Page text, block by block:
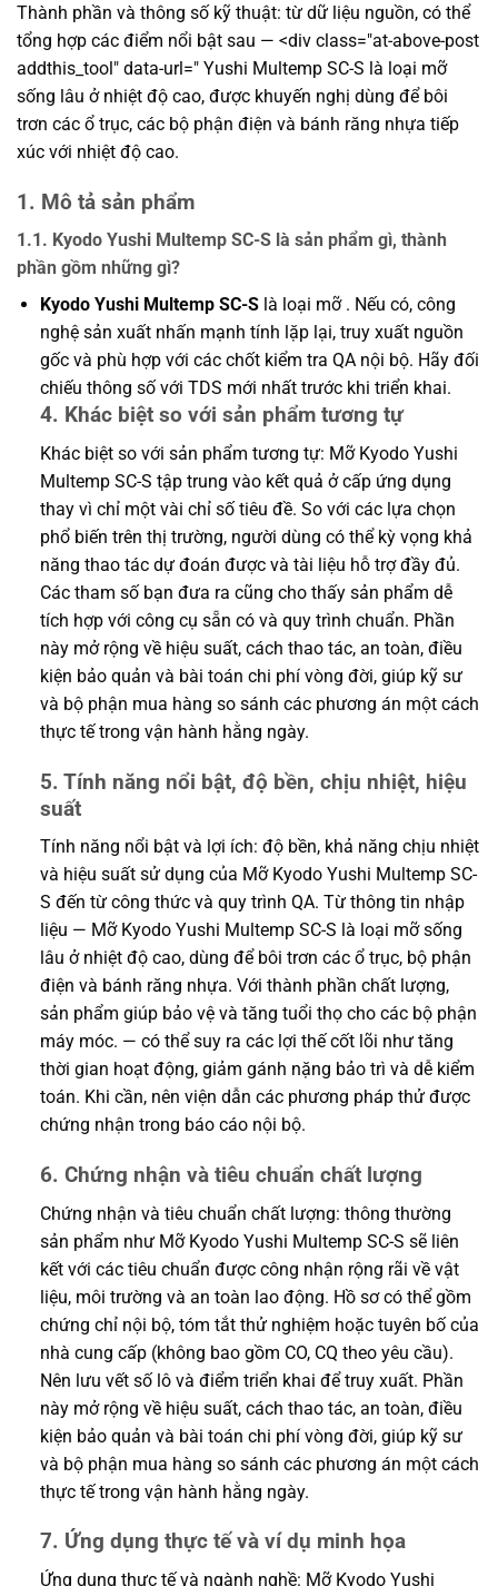
Thành phần và thông số kỹ thuật: từ dữ liệu nguồn, có thể
tổng hợp các điểm nổi bật sau — <div class="at-above-post
addthis_tool" data-url=" Yushi Multemp SC-S là loại mỡ
sống lâu ở nhiệt độ cao, được khuyến nghị dùng để bôi
trơn các ổ trục, các bộ phận điện và bánh răng nhựa tiếp
xúc với nhiệt độ cao.
1. Mô tả sản phẩm
1.1. Kyodo Yushi Multemp SC-S là sản phẩm gì, thành
phần gồm những gì?
Kyodo Yushi Multemp SC-Slà loại mỡ . Nếu có, công
nghệ sản xuất nhấn mạnh tính lặp lại, truy xuất nguồn
gốc và phù hợp với các chốt kiểm tra QA nội bộ. Hãy đối
chiếu thông số với TDS mới nhất trước khi triển khai.
4. Khác biệt so với sản phẩm tương tự
Khác biệt so với sản phẩm tương tự: Mỡ Kyodo Yushi
Multemp SC-S tập trung vào kết quả ở cấp ứng dụng
thay vì chỉ một vài chỉ số tiêu đề. So với các lựa chọn
phổ biến trên thị trường, người dùng có thể kỳ vọng khả
năng thao tác dự đoán được và tài liệu hỗ trợ đầy đủ.
Các tham số bạn đưa ra cũng cho thấy sản phẩm dễ
tích hợp với công cụ sẵn có và quy trình chuẩn. Phần
này mở rộng về hiệu suất, cách thao tác, an toàn, điều
kiện bảo quản và bài toán chi phí vòng đời, giúp kỹ sư
và bộ phận mua hàng so sánh các phương án một cách
thực tế trong vận hành hằng ngày.
5. Tính năng nổi bật, độ bền, chịu nhiệt, hiệu
suất
Tính năng nổi bật và lợi ích: độ bền, khả năng chịu nhiệt
và hiệu suất sử dụng của Mỡ Kyodo Yushi Multemp SC-
S đến từ công thức và quy trình QA. Từ thông tin nhập
liệu — Mỡ Kyodo Yushi Multemp SC-S là loại mỡ sống
lâu ở nhiệt độ cao, dùng để bôi trơn các ổ trục, bộ phận
điện và bánh răng nhựa. Với thành phần chất lượng,
sản phẩm giúp bảo vệ và tăng tuổi thọ cho các bộ phận
máy móc. — có thể suy ra các lợi thế cốt lõi như tăng
thời gian hoạt động, giảm gánh nặng bảo trì và dễ kiểm
toán. Khi cần, nên viện dẫn các phương pháp thử được
chứng nhận trong báo cáo nội bộ.
6. Chứng nhận và tiêu chuẩn chất lượng
Chứng nhận và tiêu chuẩn chất lượng: thông thường
sản phẩm như Mỡ Kyodo Yushi Multemp SC-S sẽ liên
kết với các tiêu chuẩn được công nhận rộng rãi về vật
liệu, môi trường và an toàn lao động. Hồ sơ có thể gồm
chứng chỉ nội bộ, tóm tắt thử nghiệm hoặc tuyên bố của
nhà cung cấp (không bao gồm CO, CQ theo yêu cầu).
Nên lưu vết số lô và điểm triển khai để truy xuất. Phần
này mở rộng về hiệu suất, cách thao tác, an toàn, điều
kiện bảo quản và bài toán chi phí vòng đời, giúp kỹ sư
và bộ phận mua hàng so sánh các phương án một cách
thực tế trong vận hành hằng ngày.
7. Ứng dụng thực tế và ví dụ minh họa
Ứng dụng thực tế và ngành nghề: Mỡ Kyodo Yushi